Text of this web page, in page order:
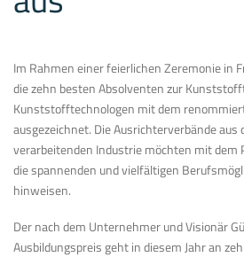
Im Rahmen einer feierlichen Zeremonie in
die zehn besten Absolventen zur
Kunststofftechnologen mit dem
ausgezeichnet. Die Ausrichterverbände
verarbeitenden Industrie möchten mit dem
die spannenden und vielfältigen
hinweisen.
Der nach dem Unternehmer und Visionär
Ausbildungspreis geht in diesem Jahr an